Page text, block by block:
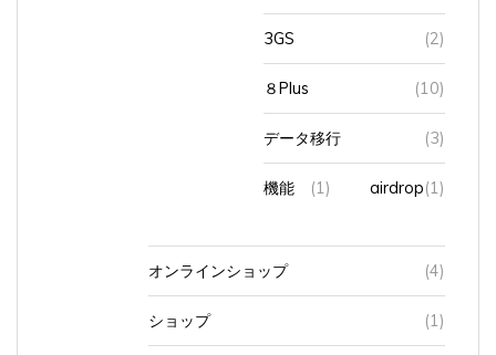
3GS (2)
８Plus (10)
データ移行 (3)
機能 (1) airdrop(1)
オンラインショップ (4)
ショップ (1)
スマホショルダー (5)